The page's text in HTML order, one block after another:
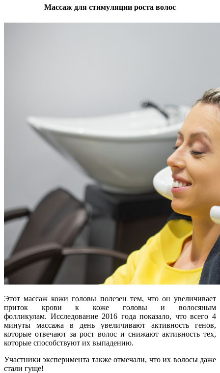
Массаж для стимуляции роста волос
Этот массаж кожи головы полезен тем, что он увеличивает
приток крови к коже головы и волосяным
фолликулам. Исследование 2016 года показало, что всего 4
минуты массажа в день увеличивают активность генов,
которые отвечают за рост волос и снижают активность тех,
которые способствуют их выпадению.
Участники эксперимента также отмечали, что их волосы даже
стали гуще!